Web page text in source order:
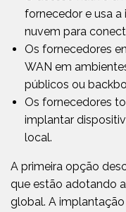
fornecedor e usa
nuvem para
Os fornecedores
WAN em
públicos ou
Os fornecedores
implantar
local.
A primeira opção
que estão adotando
global. A